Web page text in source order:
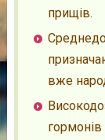
прищів.
вже